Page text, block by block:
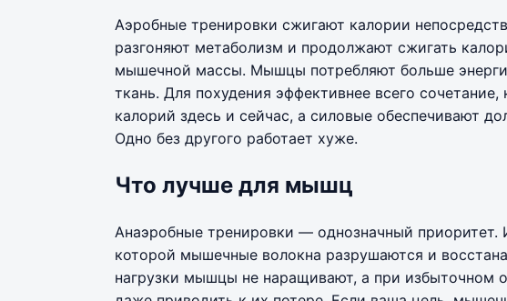
Аэробные тренировки сжигают калории
разгоняют метаболизм и продолжают сжигать
мышечной массы. Мышцы потребляют больше
ткань. Для похудения эффективнее всего
калорий здесь и сейчас, а силовые обеспечивают
Одно без другого работает хуже.
Что лучше для мышц
Анаэробные тренировки — однозначный приоритет.
которой мышечные волокна разрушаются и
нагрузки мышцы не наращивают, а при избыточном